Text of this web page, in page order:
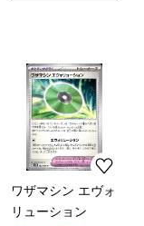
ワザマシン エヴォ
リューション